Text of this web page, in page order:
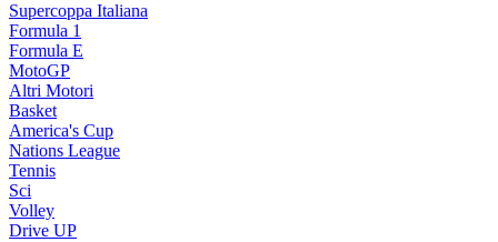
Supercoppa Italiana
Formula 1
Formula E
MotoGP
Altri Motori
Basket
America's Cup
Nations League
Tennis
Sci
Volley
Drive UP